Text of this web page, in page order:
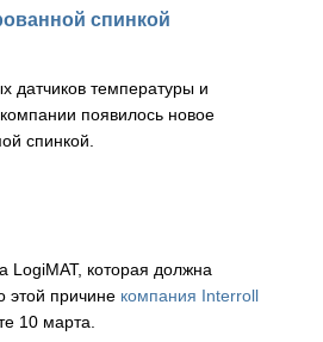
спинкой
датчиков температуры и
появилось новое
спинкой.
LogiMAT, которая должна
этой причине компания Interroll
10 марта.